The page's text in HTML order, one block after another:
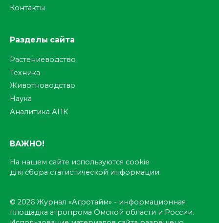
Контакты
Разделы сайта
Растениеводство
Техника
Животноводство
Наука
Аналитика АПК
ВАЖНО!
На нашем сайте используются cookie
для сбора статистической информации.
© 2026 Журнал «Агротайм» - информационная
площадка агропрома Омской области и России.